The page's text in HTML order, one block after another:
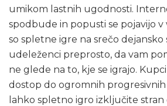
umikom lastnih ugodnosti.
spodbude in popusti se pojavijo v
so spletne igre na srečo dejansko
udeleženci preprosto, da vam
ne glede na to, kje se igrajo.
dostop do ogromnih
lahko spletno igro izključite